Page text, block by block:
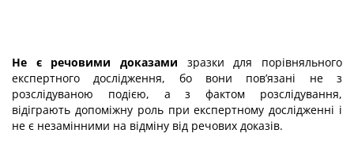
Не є речовими доказами зразки для порівняльного
експертного дослідження, бо вони пов’язані не з
розслідуваною подією, а з фактом розслідування,
відіграють допоміжну роль при експертному дослідженні і
не є незамінними на відміну від речових доказів.